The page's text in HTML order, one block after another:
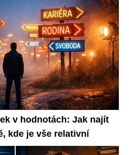
v hodnotách: Jak najít
kde je vše relativní